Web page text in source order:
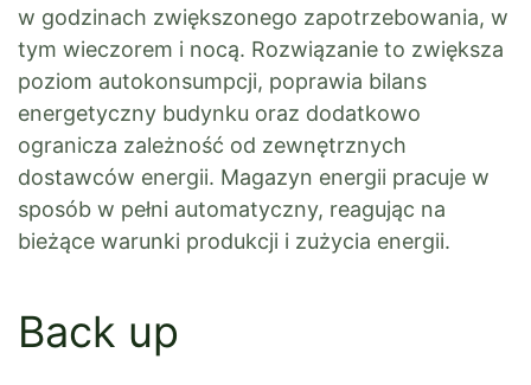
w godzinach zwiększonego zapotrzebowania, w
tym wieczorem i nocą. Rozwiązanie to zwiększa
poziom autokonsumpcji, poprawia bilans
energetyczny budynku oraz dodatkowo
ogranicza zależność od zewnętrznych
dostawców energii. Magazyn energii pracuje w
sposób w pełni automatyczny, reagując na
bieżące warunki produkcji i zużycia energii.
Back up